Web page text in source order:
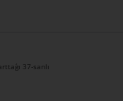
37-sanlı